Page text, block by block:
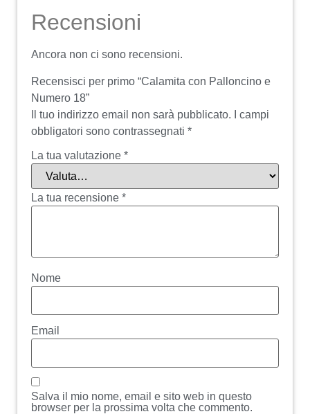
Recensioni
Ancora non ci sono recensioni.
Recensisci per primo “Calamita con Palloncino e
Numero 18”
Il tuo indirizzo email non sarà pubblicato.
I campi
obbligatori sono contrassegnati *
La tua valutazione *
La tua recensione *
Nome
Email
Salva il mio nome, email e sito web in questo
browser per la prossima volta che commento.